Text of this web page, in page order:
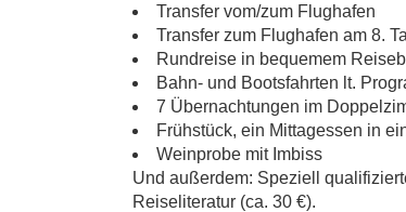
Transfer vom/zum Flughafen
Transfer zum Flughafen am 8.
Rundreise in bequemem
Bahn- und Bootsfahrten lt.
7 Übernachtungen im
Frühstück, ein Mittagessen in
Weinprobe mit Imbiss
Und außerdem: Speziell
Reiseliteratur (ca. 30 €).